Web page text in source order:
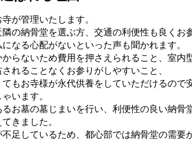
が管理いたします。
の納骨堂を選ぶ方、交通の利便性も良くお
なる心配がないといった声も聞かれます。
からないため費用を押さえられること、室内
れることなくお参りがしやすいこと、
もお寺様が永代供養をしていただけるので
います。
お墓の墓じまいを行い、利便性の良い納骨
きました。
不足しているため、都心部では納骨堂の需要